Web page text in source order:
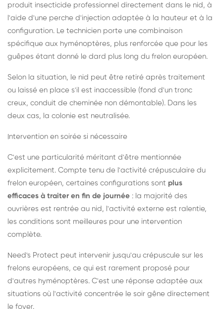
produit insecticide professionnel directement dans le nid, à
l'aide d'une perche d'injection adaptée à la hauteur et à la
configuration. Le technicien porte une combinaison
spécifique aux hyménoptères, plus renforcée que pour les
guêpes étant donné le dard plus long du frelon européen.
Selon la situation, le nid peut être retiré après traitement
ou laissé en place s'il est inaccessible (fond d'un tronc
creux, conduit de cheminée non démontable). Dans les
deux cas, la colonie est neutralisée.
Intervention en soirée si nécessaire
C'est une particularité méritant d'être mentionnée
explicitement. Compte tenu de l'activité crépusculaire du
frelon européen, certaines configurations sont plus
efficaces à traiter en fin de journée : la majorité des
ouvrières est rentrée au nid, l'activité externe est ralentie,
les conditions sont meilleures pour une intervention
complète.
Need's Protect peut intervenir jusqu'au crépuscule sur les
frelons européens, ce qui est rarement proposé pour
d'autres hyménoptères. C'est une réponse adaptée aux
situations où l'activité concentrée le soir gêne directement
le foyer.